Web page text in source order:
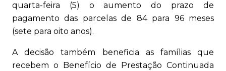
quarta-feira (5) o aumento do prazo de
pagamento das parcelas de 84 para 96 meses
(sete para oito anos).
A decisão também beneficia as famílias que
recebem o Benefício de Prestação Continuada